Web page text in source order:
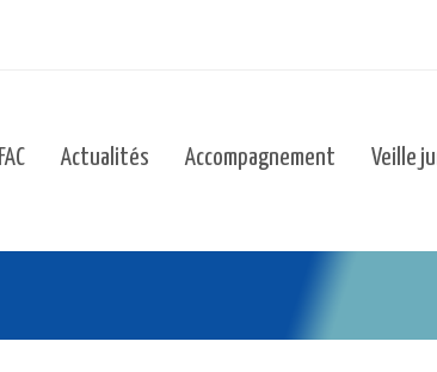
Actualités Accompagnement Veille